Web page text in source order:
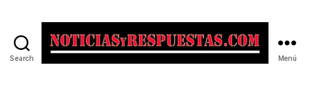
Search Menú